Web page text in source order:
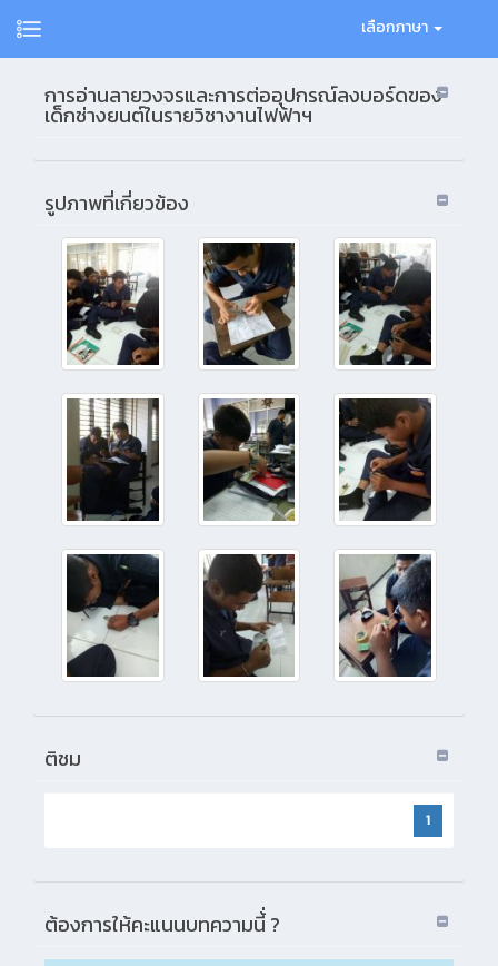
เลือกภาษา
การอ่านลายวงจรและการต่ออุปกรณ์ลงบอร์ดของ
เด็กช่างยนต์ในรายวิชางานไฟฟ้าฯ
รูปภาพที่เกี่ยวข้อง
ติชม
1
ต้องการให้คะแนนบทความนี้่ ?